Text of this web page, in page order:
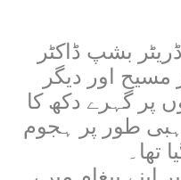
بشپ ڈاکٹر
مسیح اور دیگر
پر گہرے دکھ کا
طور پر ہجوم
تھا۔